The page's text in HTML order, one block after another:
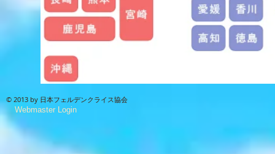
© 2013 by 日本フェルデンクライス協会
Webmaster Login